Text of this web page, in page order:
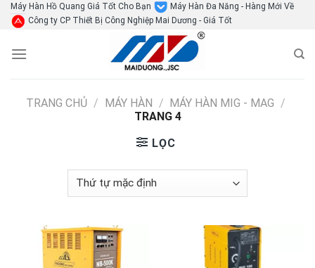
SkipMáy Hàn Hồ Quang Giá Tốt Cho Bạn
Máy Hàn Đa Năng - Hàng Mới Về
Công ty CP Thiết Bị Công Nghiệp Mai Dương - Giá Tốt
TRANG CHỦ / MÁY HÀN / MÁY HÀN MIG - MAG /
TRANG 4
LỌC